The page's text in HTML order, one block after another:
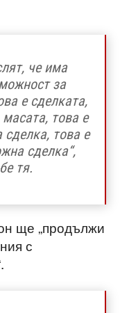
че има
за
е сделката,
това е
това е
сделка“,
тя.
ще „продължи
с